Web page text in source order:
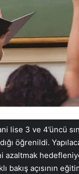
lise 3 ve 4’üncü
öğrenildi.
azaltmak
bakış açısının